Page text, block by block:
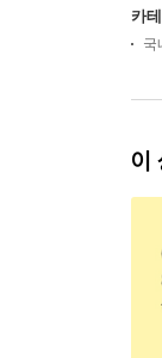
카
국
이